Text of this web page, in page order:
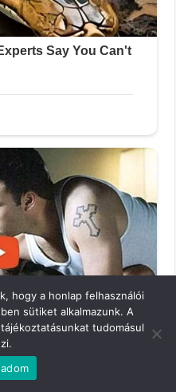
hogy a honlap felhasználói
sütiket alkalmazunk. A
tudomásul